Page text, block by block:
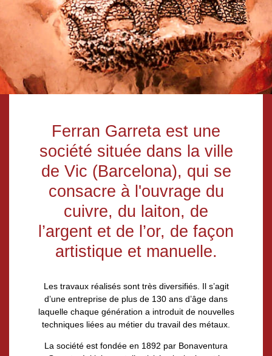
Origines
Ferran Garreta est une
société située dans la ville
de Vic (Barcelona), qui se
consacre à l'ouvrage du
cuivre, du laiton, de
l’argent et de l’or, de façon
artistique et manuelle.
Les travaux réalisés sont très diversifiés. Il s’agit
d’une entreprise de plus de 130 ans d’âge dans
laquelle chaque génération a introduit de nouvelles
techniques liées au métier du travail des métaux.
La société est fondée en 1892 par Bonaventura